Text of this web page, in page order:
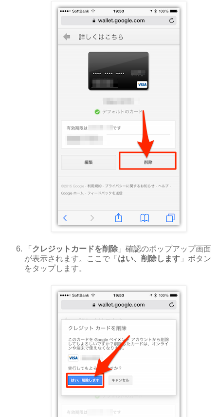
「 クレジットカードを削除 」確認のポップアップ画面
が表示されます。ここで「 はい、削除します 」ボタン
をタップします。